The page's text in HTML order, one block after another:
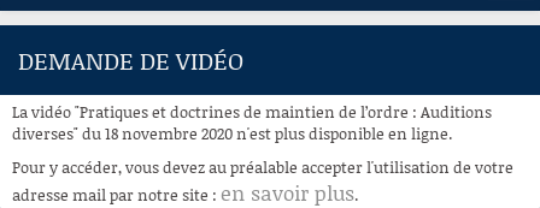
ACCUEIL
À LA DEMANDE
RECHERCHE
DEMANDE DE VIDÉO
La vidéo "Pratiques et doctrines de maintien de l’ordre : Auditions
diverses" du 18 novembre 2020 n'est plus disponible en ligne.
Pour y accéder, vous devez au préalable accepter l'utilisation de votre
adresse mail par notre site : en savoir plus.